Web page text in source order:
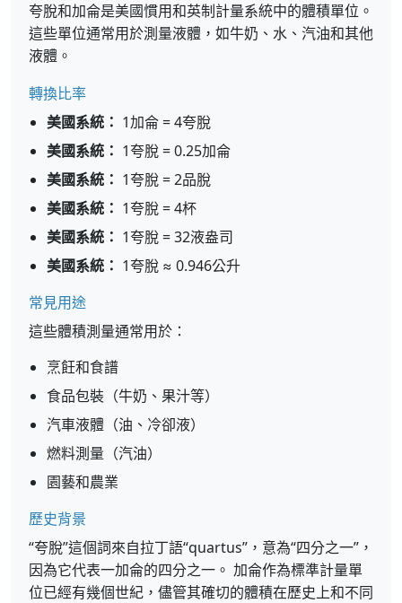
夸脫和加侖是美國慣用和英制計量系統中的體積單位。
這些單位通常用於測量液體，如牛奶、水、汽油和其他
液體。
轉換比率
美國系統： 1加侖 = 4夸脫
美國系統： 1夸脫 = 0.25加侖
美國系統： 1夸脫 = 2品脫
美國系統： 1夸脫 = 4杯
美國系統： 1夸脫 = 32液盎司
美國系統： 1夸脫 ≈ 0.946公升
常見用途
這些體積測量通常用於：
烹飪和食譜
食品包裝（牛奶、果汁等）
汽車液體（油、冷卻液）
燃料測量（汽油）
園藝和農業
歷史背景
“夸脫”這個詞來自拉丁語“quartus”，意為“四分之一”，
因為它代表一加侖的四分之一。 加侖作為標準計量單
位已經有幾個世紀，儘管其確切的體積在歷史上和不同